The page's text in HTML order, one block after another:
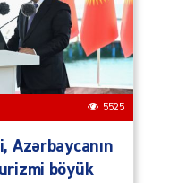
5525
Azərbaycanın
böyük